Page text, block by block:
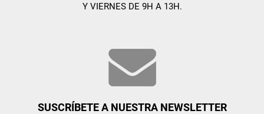
Y VIERNES DE 9H A 13H.
SUSCRÍBETE A NUESTRA NEWSLETTER